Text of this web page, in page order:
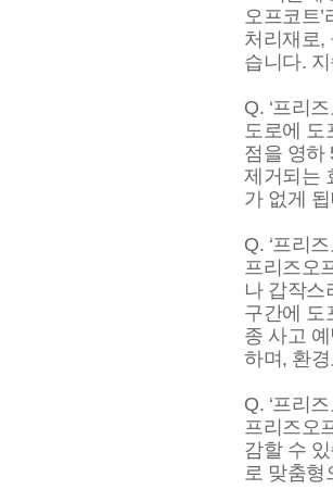
오프코트
처리재로,
습니다.
Q. ‘프리
도로에 도
점을 영하
제거되는
가 없게
Q. ‘프리
프리즈오
나 갑작스
구간에 도
종 사고
하며, 환
Q. ‘프리
프리즈오
감할 수
로 맞춤형